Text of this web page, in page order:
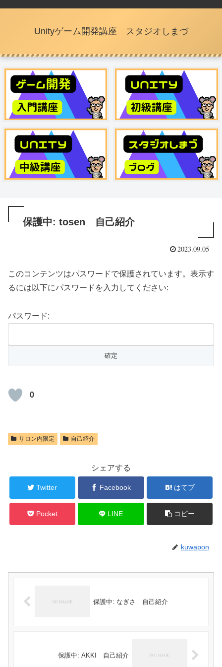
Unityゲーム開発講座 スタジオしまづ
保護中: tosen 自己紹介
2023.09.05
このコンテンツはパスワードで保護されています。表示す
るには以下にパスワードを入力してください:
パスワード:
0
サロン内限定 自己紹介
シェアする
Twitter Facebook はてブ
Pocket LINE コピー
kuwapon
保護中: なぎさ 自己紹介
保護中: AKKI 自己紹介